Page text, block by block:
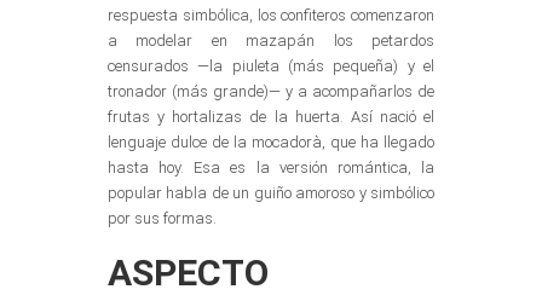
respuesta simbólica, los confiteros comenzaron
a modelar en mazapán los petardos
censurados —la piuleta (más pequeña) y el
tronador (más grande)— y a acompañarlos de
frutas y hortalizas de la huerta. Así nació el
lenguaje dulce de la mocadorà, que ha llegado
hasta hoy. Esa es la versión romántica, la
popular habla de un guiño amoroso y simbólico
por sus formas.
ASPECTO